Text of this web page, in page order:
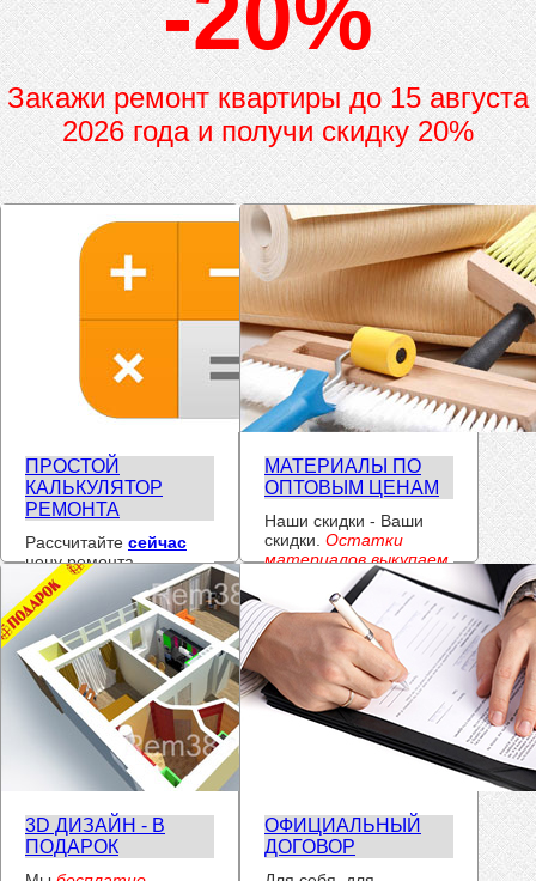
Закажи ремонт квартиры до15 августа
2026 года и получи скидку 20%
ПРОСТОЙ
КАЛЬКУЛЯТОР
РЕМОНТА
Рассчитайте сейчас
цену ремонта.
МАТЕРИАЛЫ ПО
ОПТОВЫМ ЦЕНАМ
Наши скидки - Ваши
скидки. Остатки
материалов выкупаем.
3D ДИЗАЙН - В
ПОДАРОК
ОФИЦИАЛЬНЫЙ
ДОГОВОР